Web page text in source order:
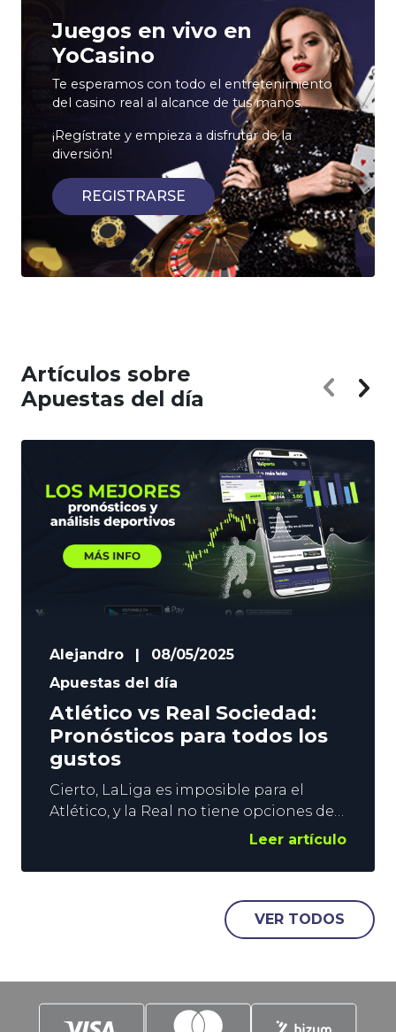
Juegos en vivo en
YoCasino
Te esperamos con todo el entretenimiento
del casino real al alcance de tus manos.
¡Regístrate y empieza a disfrutar de la
diversión!
REGISTRARSE
Artículos sobre
Apuestas del día
Alejandro
08/05/2025
Apuestas del día
Atlético vs Real Sociedad:
Pronósticos para todos los
gustos
Cierto, LaLiga es imposible para el
Atlético, y la Real no tiene opciones de
meterse en Champions. Sin embargo,
Metropolitano este sábado. Los de
Simeone deben terminar el
campeonato lo mejor posible para no
empañar su temporada. Los
meterse en la Europa League.
Leer artículo
VER TODOS